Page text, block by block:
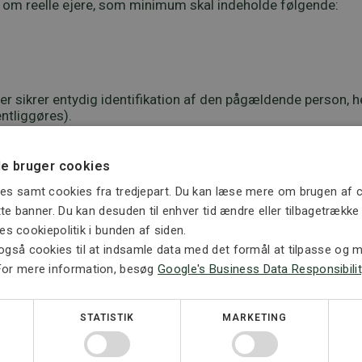
reelle ejere, som minimum skal indeholde følgende:
sikrer entydig identifikation af den pågældende person,
ejere skal ske via Erhvervsstyrelsens online platform
senest den 1. december 2017.
muligt efter den 23. maj 2017. Kontakt STORM
bruger cookies
samt cookies fra tredjepart. Du kan læse mere om brugen af
banner. Du kan desuden til enhver tid ændre eller
cookiepolitik i bunden af siden.
cookies til at indsamle data med det formål at tilpasse og
mere information, besøgGoogle's Business Data
STATISTIK MARKETING